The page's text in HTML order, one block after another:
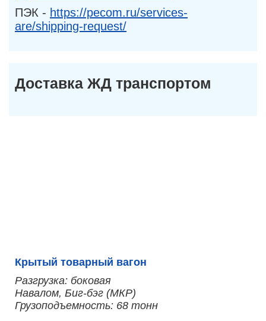
ПЭК - https://pecom.ru/services-
are/shipping-request/
Доставка ЖД транспортом
Крытый товарный вагон
Разгрузка: боковая
Навалом, Биг-бэг (МКР)
Грузоподъемность: 68 тонн